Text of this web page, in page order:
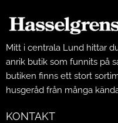
Mitt i centrala Lund hittar
anrik butik som funnits på
butiken finns ett stort
husgeråd från många
KONTAKT